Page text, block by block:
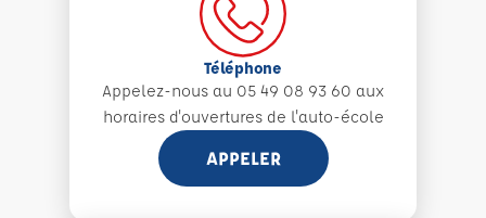
Téléphone
Appelez-nous au 05 49 08 93 60 aux
horaires d'ouvertures de l'auto-école
APPELER